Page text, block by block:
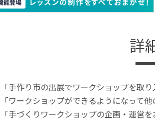
詳
「手作り市の出展でワークショップを取り
「ワークショップができるようになって他
「手づくりワークショップの企画・運営を